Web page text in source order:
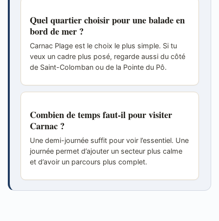
Quel quartier choisir pour une balade en
bord de mer ?
Carnac Plage est le choix le plus simple. Si tu
veux un cadre plus posé, regarde aussi du côté
de Saint-Colomban ou de la Pointe du Pô.
Combien de temps faut-il pour visiter
Carnac ?
Une demi-journée suffit pour voir l’essentiel. Une
journée permet d’ajouter un secteur plus calme
et d’avoir un parcours plus complet.